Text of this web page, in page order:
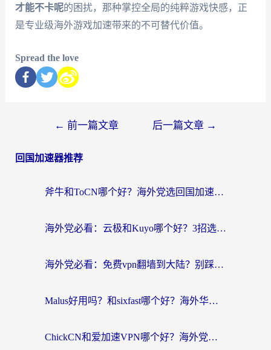
才能不卡呢的困扰，那种掌控全局的纯粹游戏快感，正
是专业级海外游戏加速带来的不可替代价值。
Spread the love
← 前一篇文章 后一篇文章 →
回国加速器推荐
斧牛和ToCN哪个好？海外党选回国加速器的避坑指南（附免费工具推荐）
海外党必看：云极和Kuyo哪个好？3招选对回国加速器，无缝刷国内资源
海外党必看：免费vpn翻墙到大陆？别踩坑！教你选对回国加速器无缝追剧玩游戏
Malus好用吗？和sixfast哪个好？海外华人亲测3款热门回国加速器，附排名指南
ChickCN和爱加速VPN哪个好？海外党亲测3款回国加速器，这一款才是无缝访问国内资源的最优解